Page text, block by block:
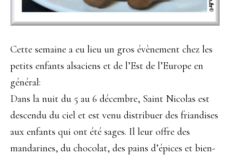
Cette semaine a eu lieu un gros évènement chez les
petits enfants alsaciens et de l’Est de l’Europe en
général:
Dans la nuit du 5 au 6 décembre, Saint Nicolas est
descendu du ciel et est venu distribuer des friandises
aux enfants qui ont été sages. Il leur offre des
mandarines, du chocolat, des pains d’épices et bien-